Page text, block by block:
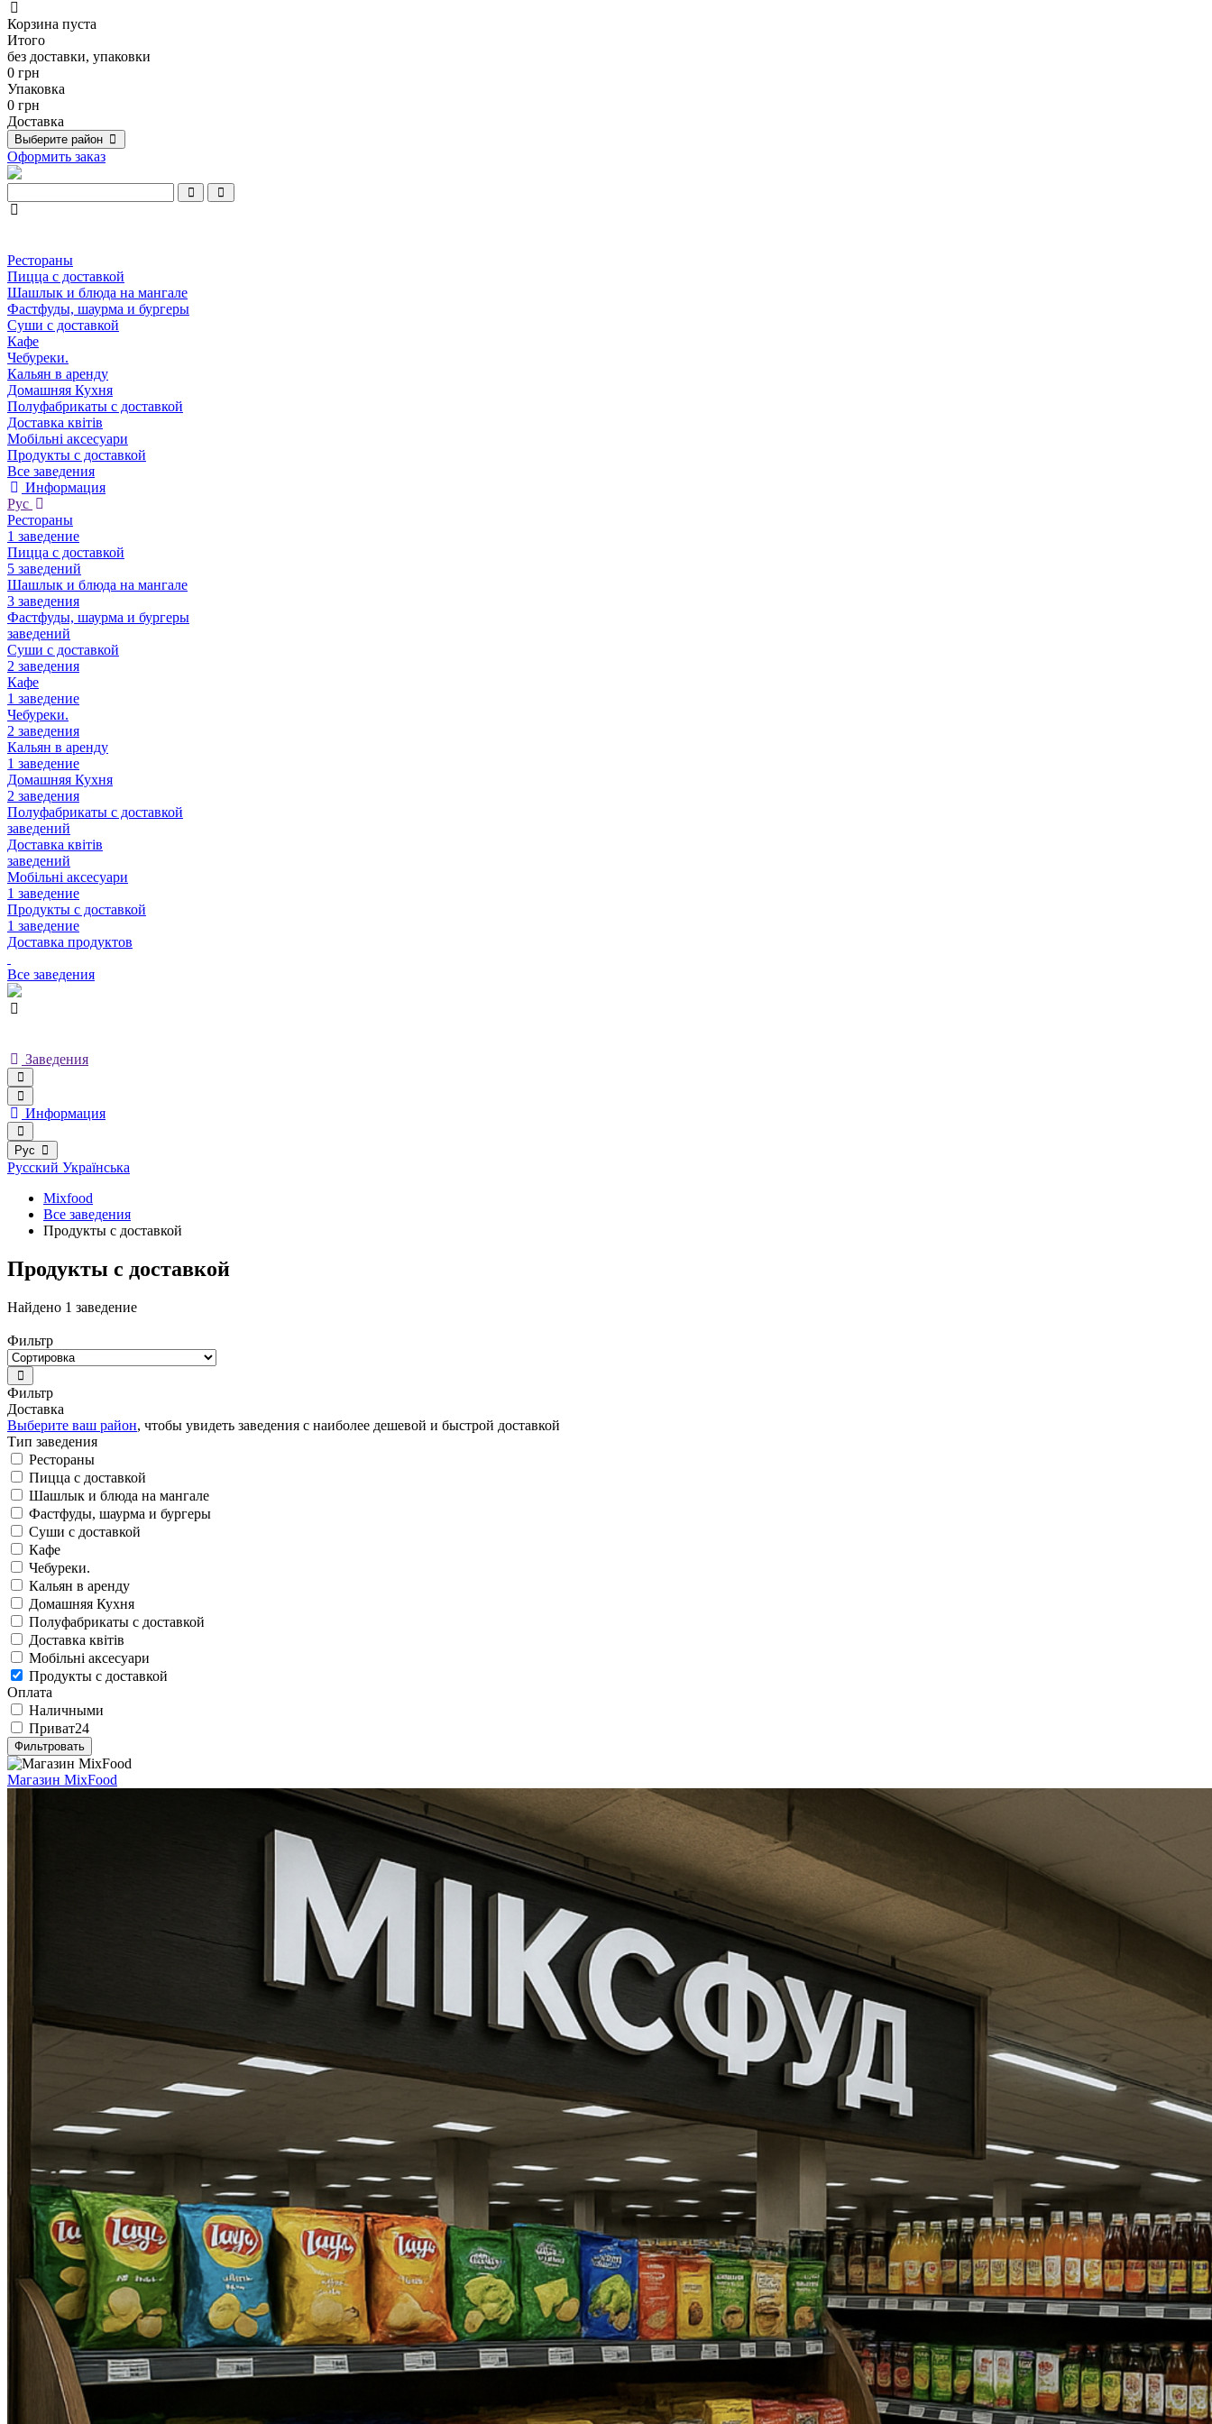
Корзина пуста
Итого
без доставки, упаковки
0 грн
Упаковка
0 грн
Доставка
Выберите район
Оформить заказ
Рестораны
Пицца с доставкой
Шашлык и блюда на мангале
Фастфуды, шаурма и бургеры
Суши с доставкой
Кафе
Чебуреки.
Кальян в аренду
Домашняя Кухня
Полуфабрикаты с доставкой
Доставка квітів
Мобільні аксесуари
Продукты с доставкой
Все заведения
Информация
Рус
Рестораны
1 заведение
Пицца с доставкой
5 заведений
Шашлык и блюда на мангале
3 заведения
Фастфуды, шаурма и бургеры
заведений
Суши с доставкой
2 заведения
Кафе
1 заведение
Чебуреки.
2 заведения
Кальян в аренду
1 заведение
Домашняя Кухня
2 заведения
Полуфабрикаты с доставкой
заведений
Доставка квітів
заведений
Мобільні аксесуари
1 заведение
Продукты с доставкой
1 заведение
Доставка продуктов
Все заведения
Заведения
Информация
Рус
Русский Українська
Mixfood
Все заведения
Продукты с доставкой
Продукты с доставкой
Найдено 1 заведение
Фильтр
Фильтр
Доставка
Выберите ваш район, чтобы увидеть заведения с наиболее дешевой и быстрой доставкой
Тип заведения
Рестораны
Пицца с доставкой
Шашлык и блюда на мангале
Фастфуды, шаурма и бургеры
Суши с доставкой
Кафе
Чебуреки.
Кальян в аренду
Домашняя Кухня
Полуфабрикаты с доставкой
Доставка квітів
Мобільні аксесуари
Продукты с доставкой
Оплата
Наличными
Приват24
Фильтровать
Магазин MixFood